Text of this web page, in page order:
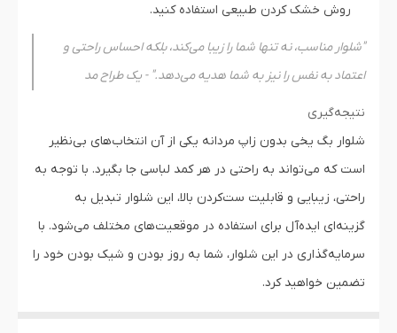
روش خشک کردن طبیعی استفاده کنید.
"شلوار مناسب، نه تنها شما را زیبا می‌کند، بلکه احساس راحتی و
اعتماد به نفس را نیز به شما هدیه می‌دهد." - یک طراح مد
نتیجه‌گیری
شلوار بگ یخی بدون زاپ مردانه یکی از آن انتخاب‌های بی‌نظیر
است که می‌تواند به راحتی در هر کمد لباسی جا بگیرد. با توجه به
راحتی، زیبایی و قابلیت ست‌کردن بالا، این شلوار تبدیل به
گزینه‌ای ایده‌آل برای استفاده در موقعیت‌های مختلف می‌شود. با
سرمایه‌گذاری در این شلوار، شما به روز بودن و شیک بودن خود را
تضمین خواهید کرد.